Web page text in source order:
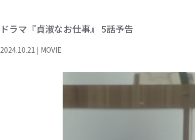
ドラマ『貞淑なお仕事』 5話予告
2024.10.21 | MOVIE